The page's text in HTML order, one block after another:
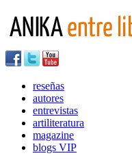
reseñas
autores
entrevistas
artiliteratura
magazine
blogs VIP